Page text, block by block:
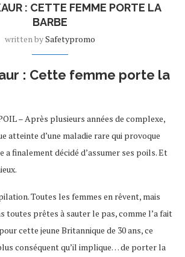
: CETTE FEMME PORTE LA
BARBE
written bySafetypromo
: Cette femme porte la
– Après plusieurs années de complexe,
atteinte d’une maladie rare qui provoque
a finalement décidé d’assumer ses poils. Et
Toutes les femmes en rêvent, mais
toutes prêtes à sauter le pas, comme l’a fait
cette jeune Britannique de 30 ans, ce
conséquent qu’il implique… de porter la